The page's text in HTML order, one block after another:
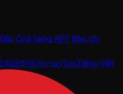
Cửa hàng APT Báo chí
本語한국어ภาษาไทยTiếng Việt